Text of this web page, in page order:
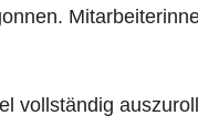
voll­stän­dig